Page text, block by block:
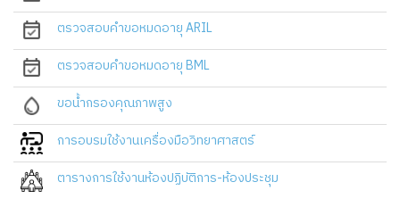
ตรวจสอบคำขอหมดอายุ ARIL
ตรวจสอบคำขอหมดอายุ BML
ขอน้ำกรองคุณภาพสูง
การอบรมใช้งานเครื่องมือวิทยาศาสตร์
ตารางการใช้งานห้องปฏิบัติการ-ห้องประชุม